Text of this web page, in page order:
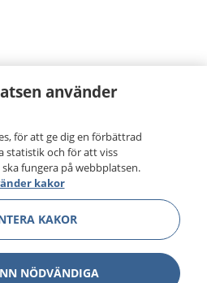
använder
för att ge dig en förbättrad
statistik och för att viss
fungera på webbplatsen.
kakor
KAKOR
NÖDVÄNDIGA